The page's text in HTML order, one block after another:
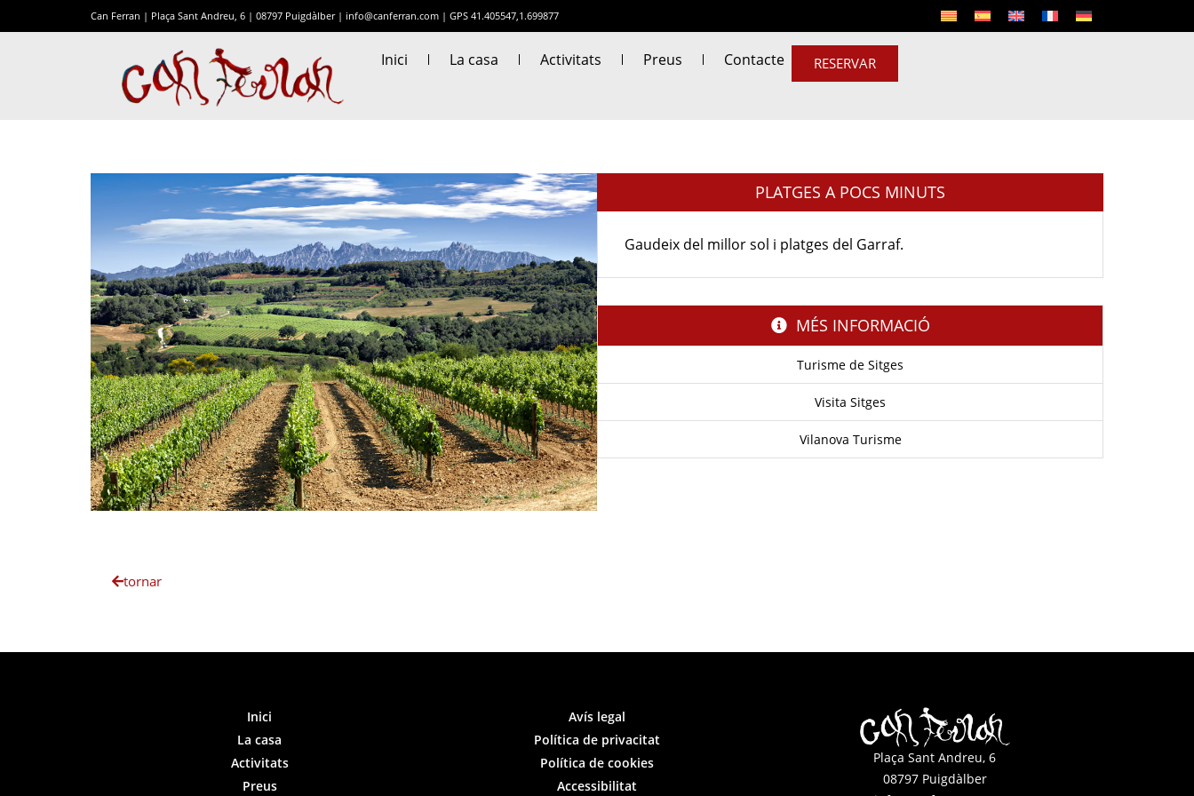
Can Ferran | Plaça Sant Andreu, 6 | 08797 Puigdàlber | info@canferran.com | GPS 41.405547,1.699877
Inici La casa Activitats Preus Contacte RESERVAR
PLATGES A POCS MINUTS
Gaudeix del millor sol i platges del Garraf.
MÉS INFORMACIÓ
Turisme de Sitges
Visita Sitges
Vilanova Turisme
tornar
Inici
La casa
Activitats
Preus
Avís legal
Política de privacitat
Política de cookies
Accessibilitat
Plaça Sant Andreu, 6
08797 Puigdàlber